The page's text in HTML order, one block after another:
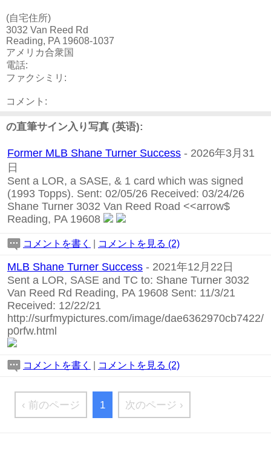
(自宅住所)
3032 Van Reed Rd
Reading, PA 19608-1037
アメリカ合衆国
電話:
ファクシミリ:
コメント:
の直筆サイン入り写真 (英语):
Former MLB Shane Turner Success - 2026年3月31
日
Sent a LOR, a SASE, & 1 card which was signed
(1993 Topps). Sent: 02/05/26 Received: 03/24/26
Shane Turner 3032 Van Reed Road <<arrow$
Reading, PA 19608
コメントを書く コメントを見る (2)
MLB Shane Turner Success - 2021年12月22日
Sent a LOR, SASE and TC to: Shane Turner 3032
Van Reed Rd Reading, PA 19608 Sent: 11/3/21
Received: 12/22/21
http://surfmypictures.com/image/dae6362970cb7422/
p0rfw.html
コメントを書く コメントを見る (2)
‹ 前のページ 1 次のページ ›